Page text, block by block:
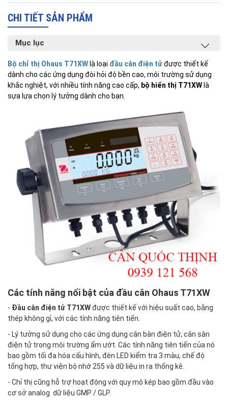
CHI TIẾT SẢN PHẨM
Mục lục
Bộ chỉ thị Ohaus T71XW là loại đầu cân điện tửđược thiết kế
dành cho các ứng dụng đòi hỏi độ bền cao, môi trường sử dụng
khắc nghiệt, với nhiều tính năng cao cấp, bộ hiển thị T71XW là
sựa lựa chọn lý tưởng dành cho bạn.
Các tính năng nổi bật của đầu cân Ohaus T71XW
- Đầu cân điện tử T71XWđược thiết kế với hiệu suất cao, bằng
thép không gỉ, với các tính năng tiên tiến.
- Lý tưởng sử dụng cho các ứng dụng cân bàn điện tử, cân sàn
điện tử trong môi trường ẩm ướt. Các tính năng tiên tiến của nó
bao gồm tối đa hóa cấu hình, đèn LED kiểm tra 3 màu, chế độ
tổng hợp, thư viện bộ nhớ 255 và dữ liệu in ra thống kê.
- Chỉ thị cũng hỗ trợ hoạt động với quy mô kép bao gồm đầu vào
cơ sở analog dữ liệu GMP / GLP.